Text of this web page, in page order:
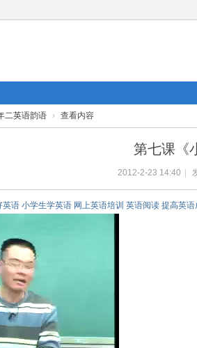
二英语韵语 › 查看内容
第七课《
2012-2-23 14:40
英语 小学生学英语 网上英语培训 英语阅读 提高英